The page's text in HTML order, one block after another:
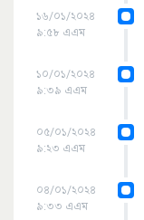
১৬/০১/২০২৪
৯:৫৮ এএম
১০/০১/২০২৪
৯:৩৯ এএম
০৫/০১/২০২৪
৯:২৩ এএম
০৪/০১/২০২৪
৯:৩৩ এএম